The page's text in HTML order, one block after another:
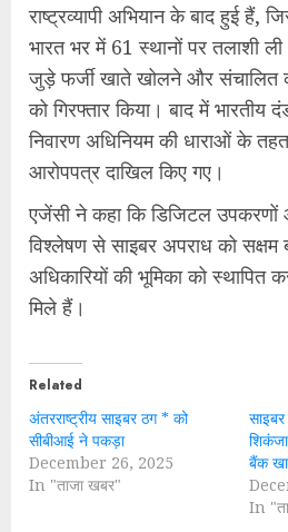
राष्ट्रव्यापी अभियान के बाद हुई हैं,
भारत भर में 61 स्थानों पर तलाशी
जुड़े फर्जी खाते खोलने और संचालित
को गिरफ्तार किया। बाद में भारतीय
निवारण अधिनियम की धाराओं के
आरोपपत्र दाखिल किए गए।
एजेंसी ने कहा कि डिजिटल उपकरणों
विश्लेषण से साइबर अपराध को सक्षम
अधिकारियों की भूमिका को स्थापित
मिले हैं।
Related
अंतरराष्ट्रीय साइबर ठग * को
सीबीआई ने पकड़ा
December 26, 2025
In "ताजा खबर"
बैंक
In